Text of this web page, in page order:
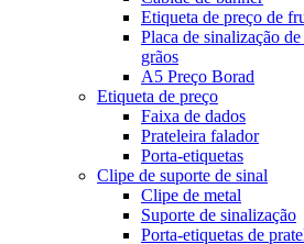
Etiqueta de preço de
Placa de sinalização
grãos
A5 Preço Borad
Etiqueta de preço
Faixa de dados
Prateleira falador
Porta-etiquetas
Clipe de suporte de sinal
Clipe de metal
Suporte de sinalização
Porta-etiquetas de